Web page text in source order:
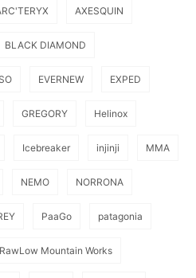
AXESQUIN
BLACK DIAMOND
EVERNEW EXPED
GREGORY Helinox
Icebreaker injinji MMA
NEMO NORRONA
PaaGo patagonia
RawLow Mountain Works